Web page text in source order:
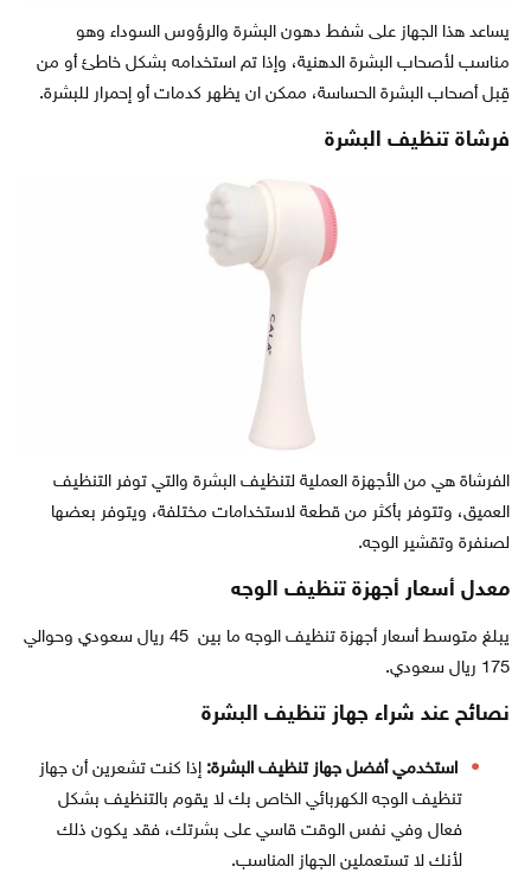
يساعد هذا الجهاز على شفط دهون البشرة والرؤوس السوداء وهو
مناسب لأصحاب البشرة الدهنية، وإذا تم استخدامه بشكل خاطئ أو من
قِبل أصحاب البشرة الحساسة، ممكن ان يظهر كدمات أو إحمرار للبشرة.
فرشاة تنظيف البشرة
الفرشاة هي من الأجهزة العملية لتنظيف البشرة والتي توفر التنظيف
العميق، وتتوفر بأكثر من قطعة لاستخدامات مختلفة، ويتوفر بعضها
لصنفرة وتقشير الوجه.
معدل أسعار أجهزة تنظيف الوجه
يبلغ متوسط أسعار أجهزة تنظيف الوجه ما بين 45 ريال سعودي وحوالي
175 ريال سعودي.
نصائح عند شراء جهاز تنظيف البشرة
استخدمي أفضل جهاز تنظيف البشرة: إذا كنت تشعرين أن جهاز
تنظيف الوجه الكهربائي الخاص بك لا يقوم بالتنظيف بشكل
فعال وفي نفس الوقت قاسي على بشرتك، فقد يكون ذلك
لأنك لا تستعملين الجهاز المناسب.